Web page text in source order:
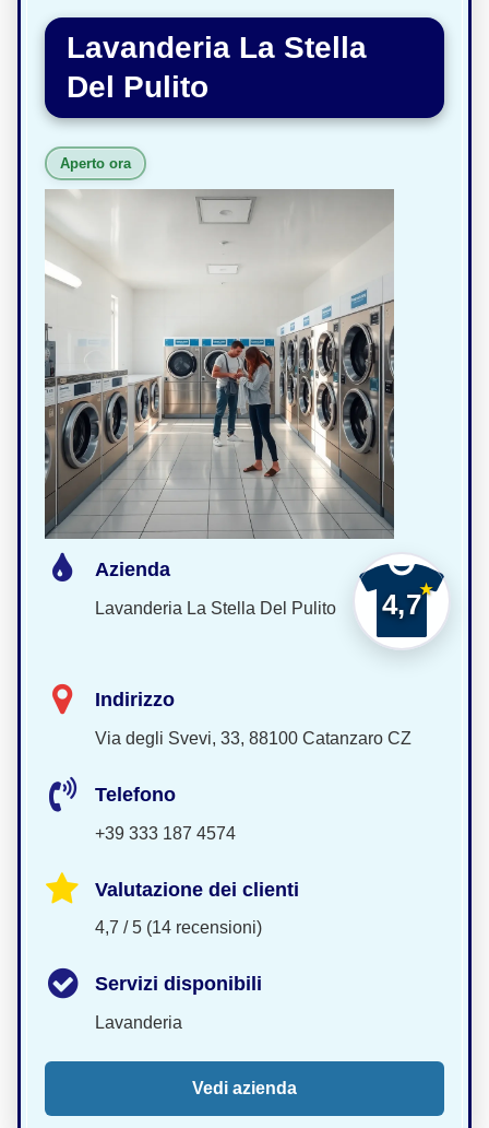
Lavanderia La Stella
Del Pulito
Aperto ora
4,7
Azienda
Lavanderia La Stella Del Pulito
Indirizzo
Via degli Svevi, 33, 88100 Catanzaro CZ
Telefono
+39 333 187 4574
Valutazione dei clienti
4,7 / 5 (14 recensioni)
Servizi disponibili
Lavanderia
Vedi azienda